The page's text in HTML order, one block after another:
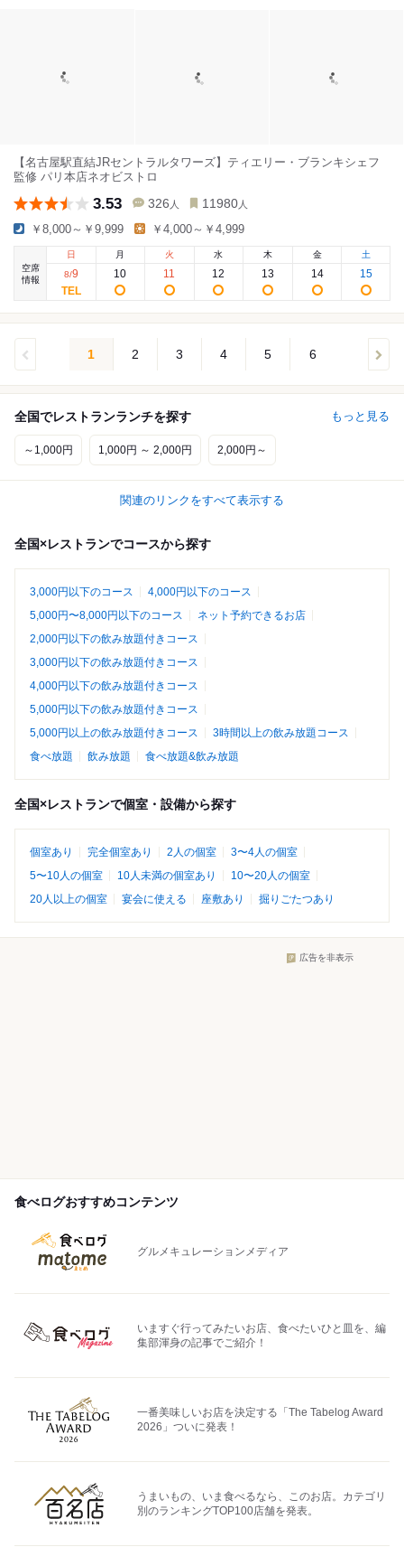
【名古屋駅直結JRセントラルタワーズ】ティエリー・ブランキシェフ
監修 パリ本店ネオビストロ
3.53 326 人 11980 人
￥8,000～￥9,999 ￥4,000～￥4,999
空席
情報
日
8/9
月
10
火
11
水
12
木
13
金
14
土
15
1 2 3 4 5 6
全国でレストランランチを探す もっと見る
～1,000円 1,000円 ～ 2,000円 2,000円～
関連のリンクをすべて表示する
全国×レストランでコースから探す
3,000円以下のコース
4,000円以下のコース
5,000円〜8,000円以下のコース
ネット予約できるお店
2,000円以下の飲み放題付きコース
3,000円以下の飲み放題付きコース
4,000円以下の飲み放題付きコース
5,000円以下の飲み放題付きコース
5,000円以上の飲み放題付きコース
3時間以上の飲み放題コース
食べ放題
飲み放題 食べ放題&飲み放題
全国×レストランで個室・設備から探す
個室あり 完全個室あり 2人の個室
3〜4人の個室
5〜10人の個室
10人未満の個室あり
10〜20人の個室
20人以上の個室
宴会に使える 座敷あり 掘りごたつあり
広告を非表示
食べログおすすめコンテンツ
グルメキュレーションメディア
いますぐ行ってみたいお店、食べたいひと皿を、編
集部渾身の記事でご紹介！
一番美味しいお店を決定する「The Tabelog Award
2026」ついに発表！
うまいもの、いま食べるなら、このお店。カテゴリ
別のランキングTOP100店舗を発表。